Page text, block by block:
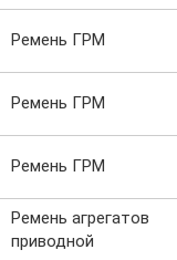
Ремень ГРМ
Ремень ГРМ
Ремень ГРМ
Ремень агрегатов
приводной